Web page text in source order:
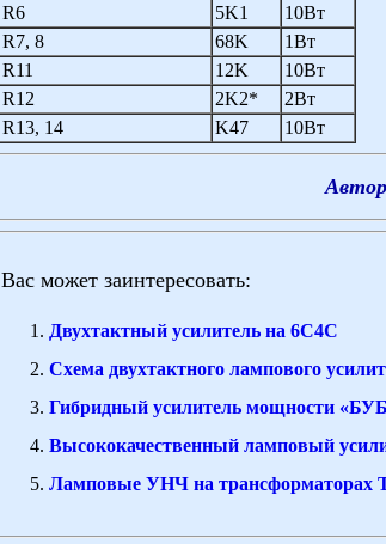
R6
5K1
10Вт
R7, 8
68K
1Вт
R11
12K
10Вт
R12
2K2*
2Вт
R13, 14
K47 10Вт
Вас может заинтересовать:
Двухтактный усилитель на 6С4С
Схема двухтактного лампового
Гибридный усилитель мощности
Высококачественный ламповый
Ламповые УНЧ на трансформаторах